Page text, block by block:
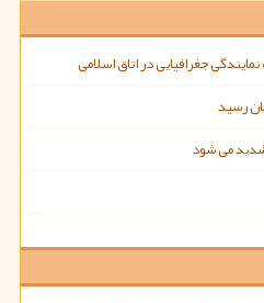
جغرافیایی در اتاق اسلامی
می شود